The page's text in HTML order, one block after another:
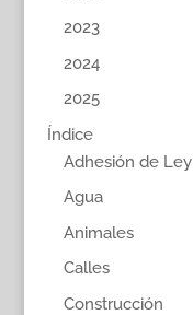
2023
2024
2025
Índice
Adhesión de Ley
Agua
Animales
Calles
Construcción